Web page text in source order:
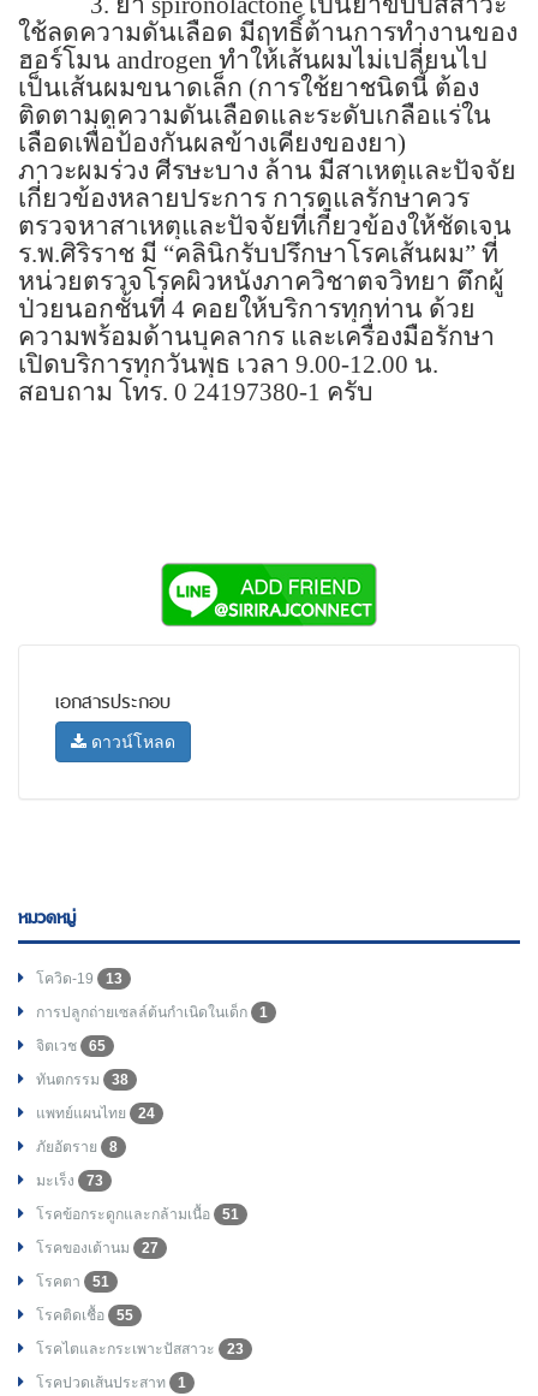
ใช้ลดความดันเลือด มีฤทธิ์ต้านการทำงานของ
ฮอร์โมน androgen ทำให้เส้นผมไม่เปลี่ยนไป
เป็นเส้นผมขนาดเล็ก (การใช้ยาชนิดนี้ ต้อง
ติดตามดูความดันเลือดและระดับเกลือแร่ใน
เลือดเพื่อป้องกันผลข้างเคียงของยา)
ภาวะผมร่วง ศีรษะบาง ล้าน มีสาเหตุและปัจจัย
เกี่ยวข้องหลายประการ การดูแลรักษาควร
ตรวจหาสาเหตุและปัจจัยที่เกี่ยวข้องให้ชัดเจน
ร.พ.ศิริราช มี “คลินิกรับปรึกษาโรคเส้นผม” ที่
หน่วยตรวจโรคผิวหนังภาควิชาตจวิทยา ตึกผู้
ป่วยนอกชั้นที่ 4 คอยให้บริการทุกท่าน ด้วย
ความพร้อมด้านบุคลากร และเครื่องมือรักษา
เปิดบริการทุกวันพุธ เวลา 9.00-12.00 น.
สอบถาม โทร. 0 24197380-1 ครับ
เอกสารประกอบ
ดาวน์โหลด
หมวดหมู่
โควิด-19
13
การปลูกถ่ายเซลล์ต้นกำเนิดในเด็ก
1
จิตเวช
65
ทันตกรรม
38
แพทย์แผนไทย
24
ภัยอัตราย
8
มะเร็ง
73
โรคข้อกระดูกและกล้ามเนื้อ
51
โรคของเต้านม
27
โรคตา
51
โรคติดเชื้อ
55
โรคไตและกระเพาะปัสสาวะ
23
โรคปวดเส้นประสาท
1